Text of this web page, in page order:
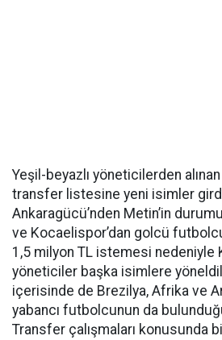
Yeşil-beyazlı yöneticilerden
transfer listesine yeni isimler
Ankaragücü’nden Metin’in
ve Kocaelispor’dan golcü
1,5 milyon TL istemesi nedeniyle
yöneticiler başka isimlere
içerisinde de Brezilya, Afrika ve
yabancı futbolcunun da
Transfer çalışmaları konusunda